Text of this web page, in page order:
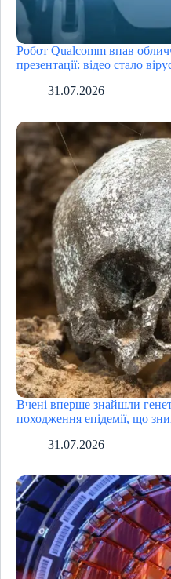
Робот Qualcomm впав
презентації: відео стало
31.07.2026
Вчені вперше знайшли
походження епідемії, що
31.07.2026